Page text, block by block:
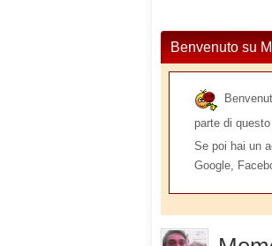
Benvenuto su
parte di
Se poi hai un
Google,